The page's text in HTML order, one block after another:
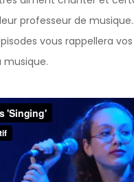
professeur de
vous rappellera